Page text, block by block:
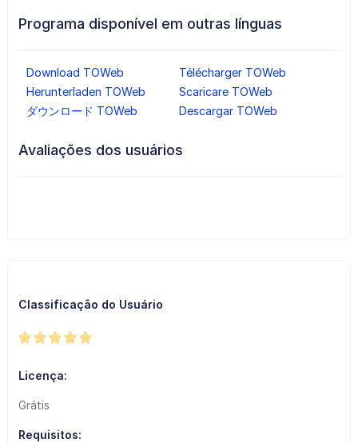
Programa disponível em outras línguas
Download TOWeb
Télécharger TOWeb
Herunterladen TOWeb
Scaricare TOWeb
ダウンロード TOWeb
Descargar TOWeb
Avaliações dos usuários
Classificação do Usuário
Licença:
Grátis
Requisitos: